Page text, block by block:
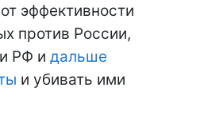
эффективности
против России,
РФ и дальше
и убивать ими